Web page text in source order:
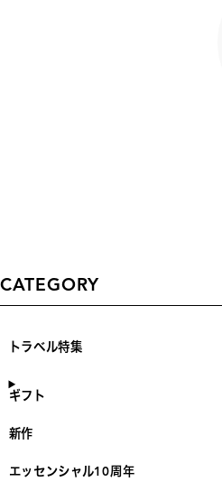
CATEGORY
トラベル特集
ギフト
新作
エッセンシャル10周年